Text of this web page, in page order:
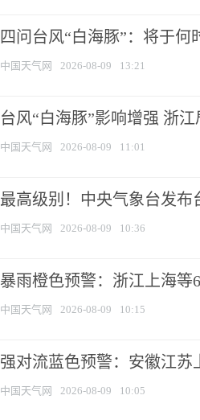
四问台风“白海豚”：将于
中国天气网 2026-08-09 13:21
台风“白海豚”影响增强 浙
中国天气网 2026-08-09 11:01
最高级别！中央气象台发布
中国天气网 2026-08-09 10:36
暴雨橙色预警：浙江上海等
中国天气网 2026-08-09 10:15
强对流蓝色预警：安徽江苏
中国天气网 2026-08-09 10:05